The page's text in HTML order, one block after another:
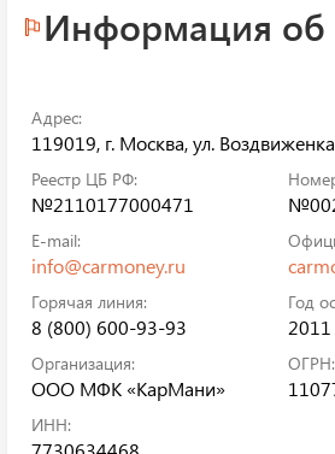
Информация
Адрес:
119019, г. Москва, ул.
Реестр ЦБ РФ:
№2110177000471
E-mail:
info@carmoney.ru
Горячая линия:
8 (800) 600-93-93
Год
2011
Организация:
ООО МФК «КарМани»
ОГРН:
ИНН: